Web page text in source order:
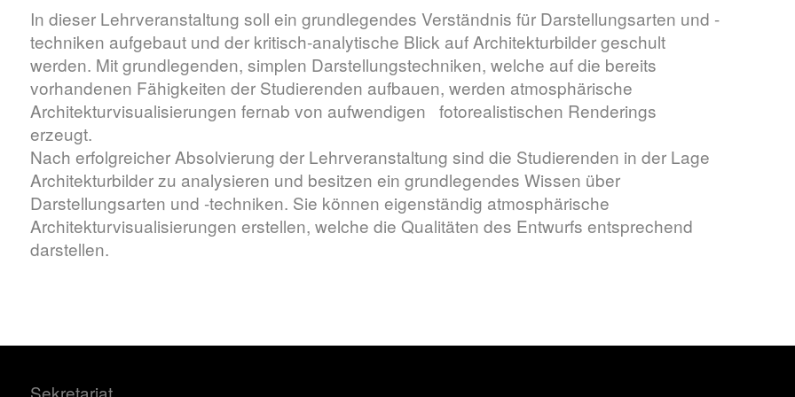
In dieser Lehrveranstaltung soll ein grundlegendes Verständnis für Darstellungsarten und -
techniken aufgebaut und der kritisch-analytische Blick auf Architekturbilder geschult
werden. Mit grundlegenden, simplen Darstellungstechniken, welche auf die bereits
vorhandenen Fähigkeiten der Studierenden aufbauen, werden atmosphärische
Architekturvisualisierungen fernab von aufwendigen fotorealistischen Renderings
erzeugt.
Nach erfolgreicher Absolvierung der Lehrveranstaltung sind die Studierenden in der Lage
Architekturbilder zu analysieren und besitzen ein grundlegendes Wissen über
Darstellungsarten und -techniken. Sie können eigenständig atmosphärische
Architekturvisualisierungen erstellen, welche die Qualitäten des Entwurfs entsprechend
darstellen.
Sekretariat